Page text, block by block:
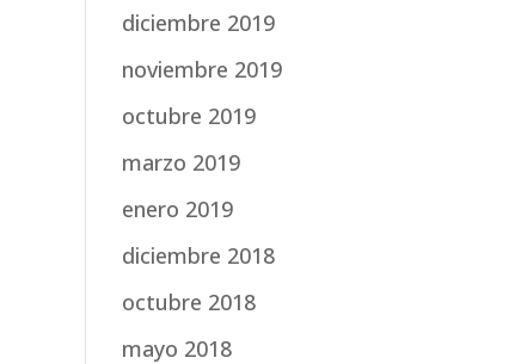
diciembre 2019
noviembre 2019
octubre 2019
marzo 2019
enero 2019
diciembre 2018
octubre 2018
mayo 2018